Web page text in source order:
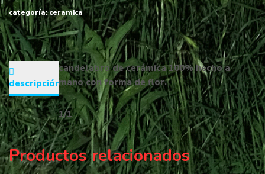
categoría:ceramica
descripción
candelabro de cerámica 100% hecho a
mano con forma de flor.
1/1
Productos relacionados